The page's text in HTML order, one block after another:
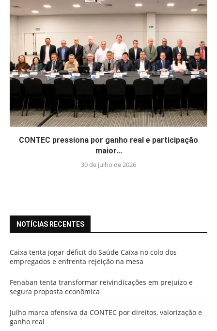
CONTEC pressiona por ganho real e participação
maior...
30 de julho de 2026
NOTÍCIAS RECENTES
Caixa tenta jogar déficit do Saúde Caixa no colo dos
empregados e enfrenta rejeição na mesa
Fenaban tenta transformar reivindicações em prejuízo e
segura proposta econômica
Julho marca ofensiva da CONTEC por direitos, valorização e
ganho real